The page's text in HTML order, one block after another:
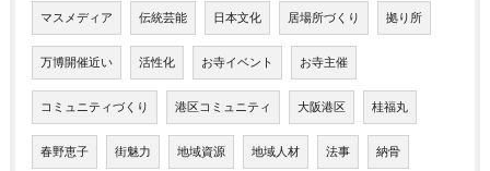
マスメディア 伝統芸能 日本文化 居場所づくり 拠り所
万博開催近い 活性化 お寺イベント お寺主催
コミュニティづくり 港区コミュニティ 大阪港区 桂福丸
春野恵子 街魅力 地域資源 地域人材 法事 納骨